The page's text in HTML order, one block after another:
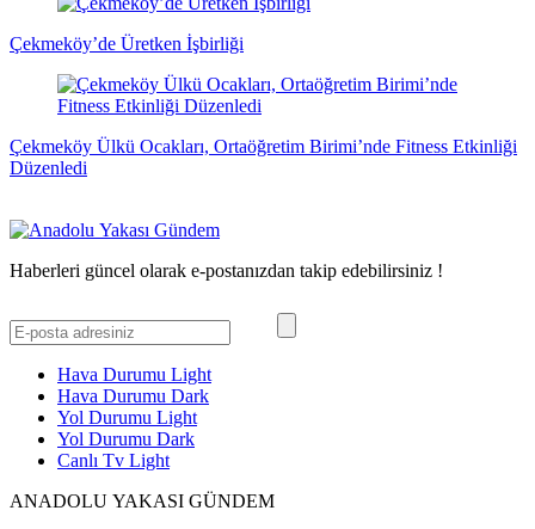
Çekmeköy’de Üretken İşbirliği
Çekmeköy Ülkü Ocakları, Ortaöğretim Birimi’nde Fitness Etkinliği
Düzenledi
Haberleri güncel olarak e-postanızdan takip edebilirsiniz !
Hava Durumu Light
Hava Durumu Dark
Yol Durumu Light
Yol Durumu Dark
Canlı Tv Light
ANADOLU YAKASI GÜNDEM